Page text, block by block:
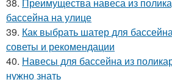
бассейна на улице
39. Как выбрать шатер для
советы и рекомендации
40. Навесы для бассейна из
нужно знать